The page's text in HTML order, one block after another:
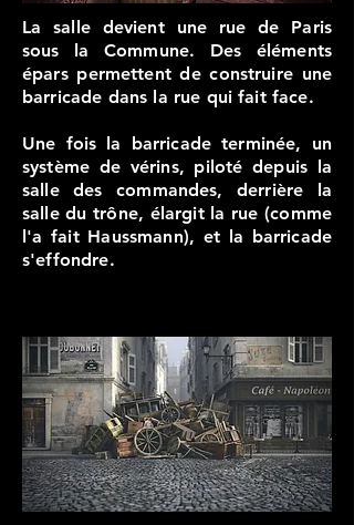
La salle devient une rue de Paris
sous la Commune. Des éléments
épars permettent de construire une
barricade dans la rue qui fait face.
Une fois la barricade terminée, un
système de vérins, piloté depuis la
salle des commandes, derrière la
salle du trône, élargit la rue (comme
l'a fait Haussmann), et la barricade
s'effondre.